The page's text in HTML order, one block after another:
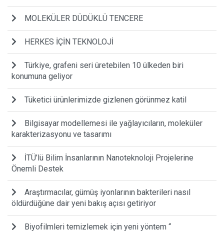
MOLEKÜLER DÜDÜKLÜ TENCERE
HERKES İÇİN TEKNOLOJİ
Türkiye, grafeni seri üretebilen 10 ülkeden biri
konumuna geliyor
Tüketici ürünlerimizde gizlenen görünmez katil
Bilgisayar modellemesi ile yağlayıcıların, moleküler
karakterizasyonu ve tasarımı
İTÜ’lü Bilim İnsanlarının Nanoteknoloji Projelerine
Önemli Destek
Araştırmacılar, gümüş iyonlarının bakterileri nasıl
öldürdüğüne dair yeni bakış açısı getiriyor
Biyofilmleri temizlemek için yeni yöntem “